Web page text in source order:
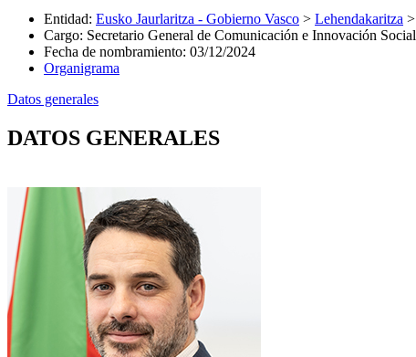
Entidad: Eusko Jaurlaritza - Gobierno Vasco > Lehendakaritza >
Cargo: Secretario General de Comunicación e Innovación Social
Fecha de nombramiento: 03/12/2024
Organigrama
Datos generales
DATOS GENERALES